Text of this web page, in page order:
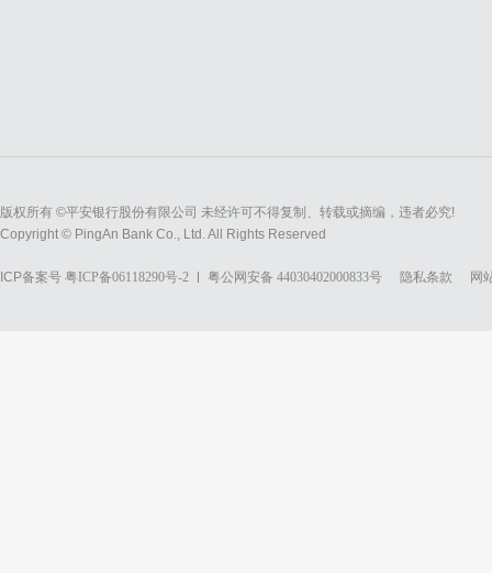
版权所有 ©平安银行股份有限公司 未经许可不得复制、转载或摘编，违者必究!
Copyright © PingAn Bank Co., Ltd. All Rights Reserved
ICP备案号 粤ICP备06118290号-2 粤公网安备 44030402000833号 隐私条款 网